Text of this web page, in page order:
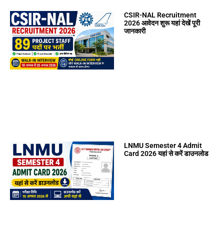
CSIR-NAL Recruitment
2026 आवेदन शुरू यहां देखें पूरी
जानकारी
LNMU Semester 4 Admit
Card 2026 यहां से करें डाउनलोड